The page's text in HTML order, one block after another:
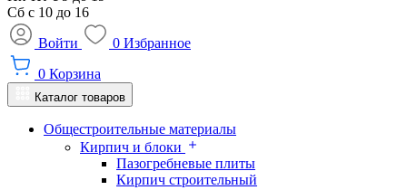
Сб с 10 до 16
Войти
0 Избранное
0 Корзина
Каталог товаров
Общестроительные материалы
Кирпич и блоки
Пазогребневые плиты
Кирпич строительный